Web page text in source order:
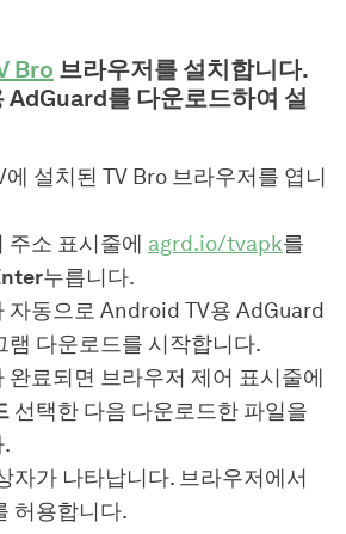
Bro 브라우저를 설치합니다.
를 다운로드하여 설
설치된 TV Bro 브라우저를 엽니
주소 표시줄에 agrd.io/tvapk를
누릅니다.
자동으로 Android TV용 AdGuard
램 다운로드를 시작합니다.
완료되면 브라우저 제어 표시줄에
선택한 다음 다운로드한 파일을
자가 나타납니다. 브라우저에서
허용합니다.